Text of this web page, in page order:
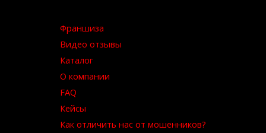
Франшиза
Видео отзывы
Каталог
О компании
FAQ
Кейсы
Как отличить нас от мошенников?